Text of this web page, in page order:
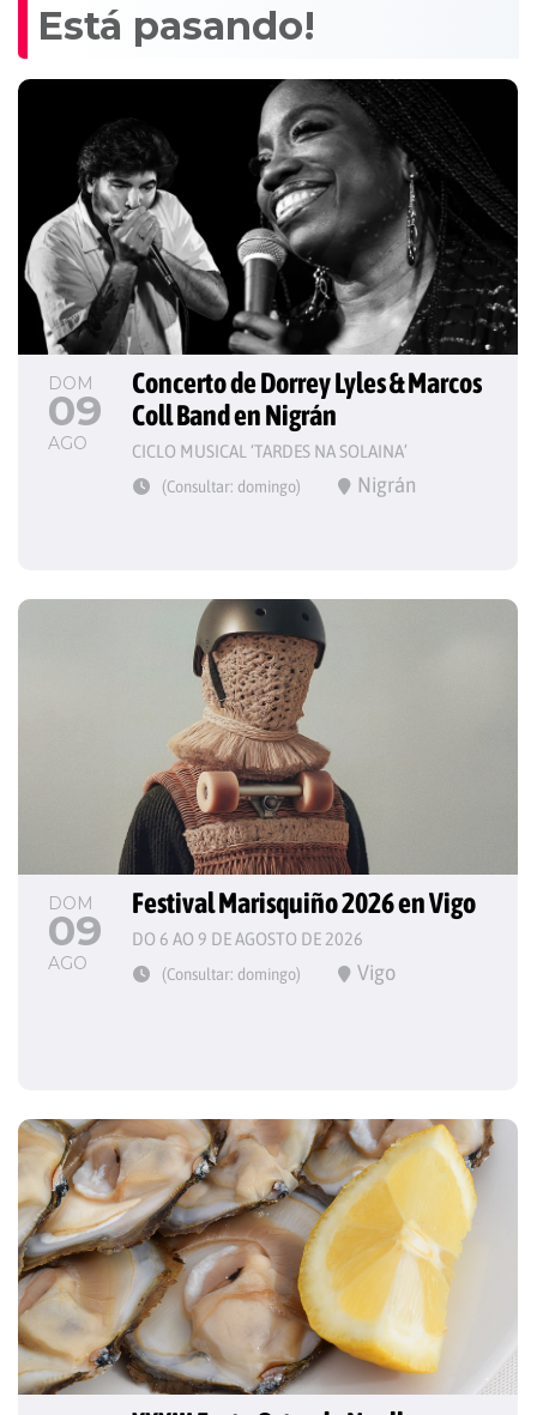
Está pasando!
DOM
09
AGO
Concerto de Dorrey Lyles & Marcos
Coll Band en Nigrán
CICLO MUSICAL ‘TARDES NA SOLAINA’
(Consultar: domingo) Nigrán
DOM
09
AGO
Festival Marisquiño 2026 en Vigo
DO 6 AO 9 DE AGOSTO DE 2026
(Consultar: domingo) Vigo